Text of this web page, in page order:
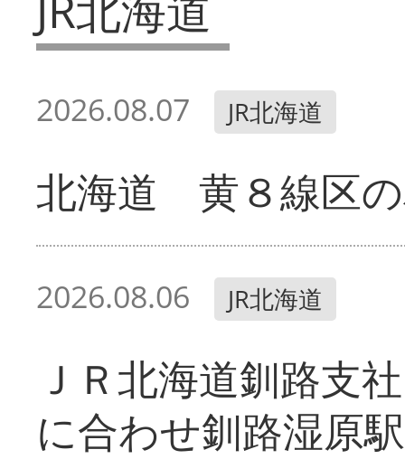
2026.08.07 JR北海道
北海道 黄８線区
2026.08.06 JR北海道
ＪＲ北海道釧路支
に合わせ釧路湿原